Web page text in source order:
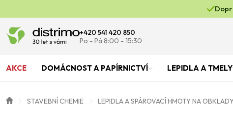
+420 541 420 850
Po - Pá 8:00 - 15:30
AKCE DOMÁCNOST A PAPÍRNICTVÍ LEPIDLA A TMELY
STAVEBNÍ CHEMIE LEPIDLA A SPÁROVACÍ HMOTY NA